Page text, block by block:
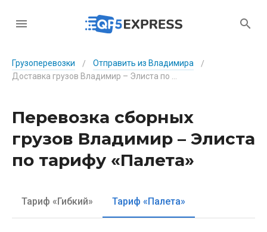
Грузоперевозки / Отправить из Владимира
/
Перевозка сборных
грузов Владимир – Элиста
по тарифу «Палета»
Тариф «Гибкий» Тариф «Палета»